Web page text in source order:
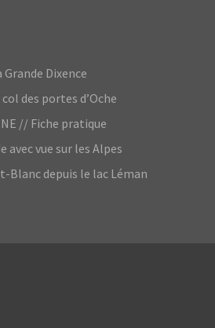
Grande Dixence
des portes d’Oche
// Fiche pratique
avec vue sur les Alpes
Blanc depuis le lac Léman